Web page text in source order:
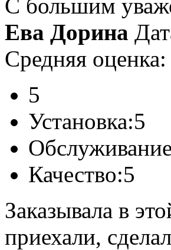
С большим
Ева Дорина
Средняя оценка:
5
Установка:5
Качество:5
Заказывала в
приехали,